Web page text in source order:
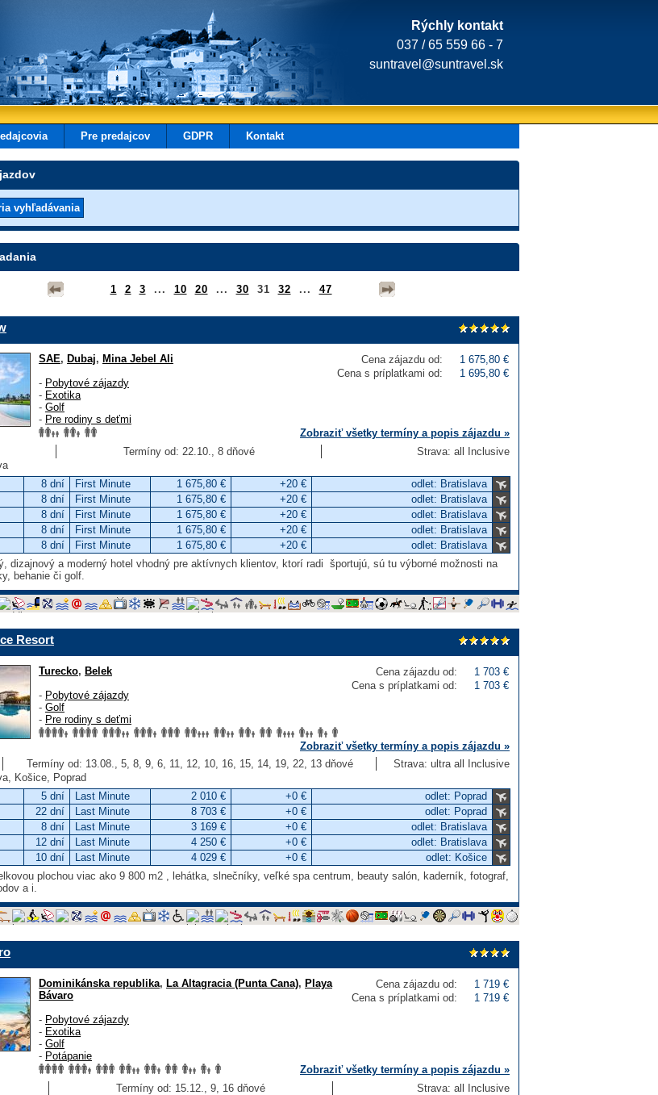
Rýchly kontakt
037 / 65 559 66 - 7
suntravel@suntravel.sk
Pre predajcov GDPR Kontakt
1 2 3 ... 10 20 ... 30 31 32 ... 47
Cena zájazdu od:
1 675,80 €
Cena s príplatkami od:
1 695,80 €
SAE, Dubaj, Mina Jebel Ali
- Pobytové zájazdy
- Exotika
- Golf
- Pre rodiny s deťmi
Zobraziť všetky termíny a popis zájazdu »
Termíny od: 22.10., 8 dňové
Strava: all Inclusive
8 dní First Minute 1 675,80 € +20 €
odlet: Bratislava
8 dní First Minute 1 675,80 € +20 €
odlet: Bratislava
8 dní First Minute 1 675,80 € +20 €
odlet: Bratislava
8 dní First Minute 1 675,80 € +20 €
odlet: Bratislava
8 dní First Minute 1 675,80 € +20 €
odlet: Bratislava
dizajnový a moderný hotel vhodný pre aktívnych klientov, ktorí radi športujú, sú tu výborné možnosti na
behanie či golf.
Resort
Cena zájazdu od:
1 703 €
Cena s príplatkami od:
1 703 €
Turecko, Belek
- Pobytové zájazdy
- Golf
- Pre rodiny s deťmi
Zobraziť všetky termíny a popis zájazdu »
Termíny od: 13.08., 5, 8, 9, 6, 11, 12, 10, 16, 15, 14, 19, 22, 13 dňové
Strava: ultra all Inclusive
Košice, Poprad
5 dní Last Minute 2 010 € +0 €
odlet: Poprad
22 dní Last Minute 8 703 € +0 €
odlet: Poprad
8 dní Last Minute 3 169 € +0 €
odlet: Bratislava
12 dní Last Minute 4 250 € +0 €
odlet: Bratislava
10 dní Last Minute 4 029 € +0 €
odlet: Košice
plochou viac ako 9 800 m2 , lehátka, slnečníky, veľké spa centrum, beauty salón, kaderník, fotograf,
a i.
Cena zájazdu od:
1 719 €
Cena s príplatkami od:
1 719 €
Dominikánska republika, La Altagracia (Punta Cana), Playa
Bávaro
- Pobytové zájazdy
- Exotika
- Golf
- Potápanie
Zobraziť všetky termíny a popis zájazdu »
Termíny od: 15.12., 9, 16 dňové
Strava: all Inclusive